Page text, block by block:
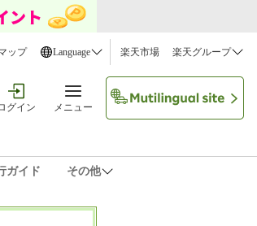
ップ Language 楽天市場 楽天グループ
グイン メニュー
ガイド その他